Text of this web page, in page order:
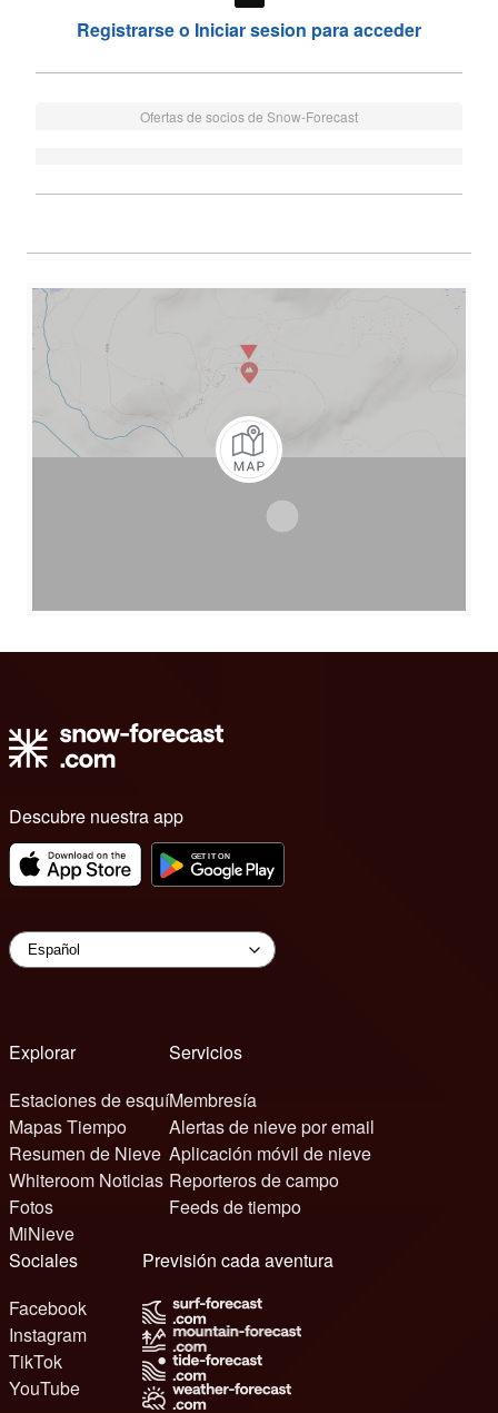
Registrarse o Iniciar sesion para acceder
Ofertas de socios de Snow-Forecast
Descubre nuestra app
Explorar
Estaciones de esquí
Mapas Tiempo
Resumen de Nieve
Whiteroom Noticias
Fotos
MiNieve
Servicios
Membresía
Alertas de nieve por email
Aplicación móvil de nieve
Reporteros de campo
Feeds de tiempo
Sociales
Facebook
Instagram
TikTok
YouTube
Previsión cada aventura